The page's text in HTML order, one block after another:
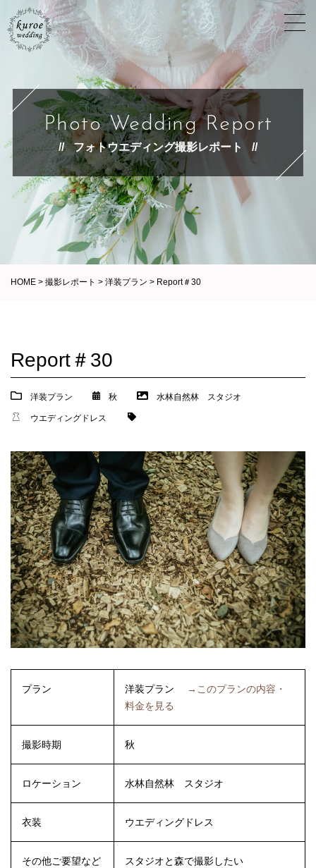
Photo Wedding Report
フォトウエディング撮影レポート
HOME > 撮影レポート > 洋装プラン > Report＃30
Report＃30
洋装プラン 秋 水林自然林 スタジオ
ウエディングドレス
プラン 洋装プラン
→このプランの内容・
料金を見る
撮影時期 秋
ロケーション 水林自然林 スタジオ
衣装 ウエディングドレス
その他ご要望など スタジオと森で撮影したい